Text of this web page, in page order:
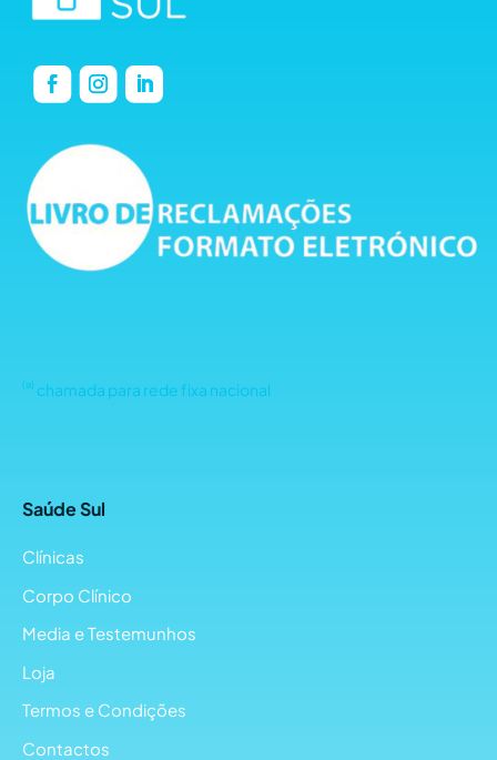
(a) chamada para rede fixa nacional
Saúde Sul
Clínicas
Corpo Clínico
Media e Testemunhos
Loja
Termos e Condições
Contactos